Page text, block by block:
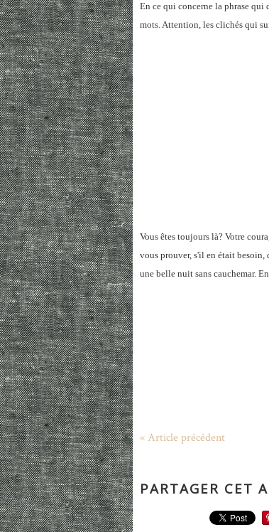
En ce qui concerne la phrase qui
mots. Attention, les clichés qui
Vous êtes toujours là? Votre
vous prouver, s'il en était besoin,
une belle nuit sans cauchemar.
« Article précédent
PARTAGER CET